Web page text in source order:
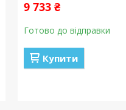
9 733 ₴
Готово до відправки
Купити